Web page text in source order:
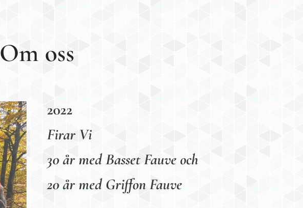
Om oss
2022
Firar Vi
30 år med Basset Fauve och
20 år med Griffon Fauve